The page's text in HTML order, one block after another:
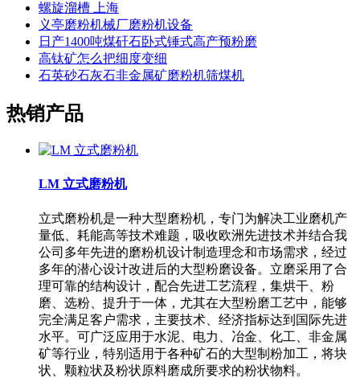
螺旋溜槽 上海
义亭磨粉机械厂磨粉机设备
日产1400吨煤矸石卧式锤式高产预粉磨
高钛矿怎么把细度变细
石英砂石灰石非金属矿磨粉机筛煤机
热销产品
LM 立式磨粉机
立式磨粉机是一种大型磨粉机，专门为解决工业磨机产
量低、耗能高等技术难题，吸收欧洲先进技术并结合我
公司多年先进的磨粉机设计制造理念和市场需求，经过
多年的潜心设计改进后的大型粉磨设备。立磨采用了合
理可靠的结构设计，配合先进工艺流程，集烘干、粉
磨、选粉、提升于一体，尤其在大型粉磨工艺中，能够
完全满足客户需求，主要技术、经济指标达到国际先进
水平。可广泛应用于水泥、电力、冶金、化工、非金属
矿等行业，特别适用于各种矿石的大型制粉加工，将块
状、颗粒状及粉状原料磨成所要求的粉状物料。